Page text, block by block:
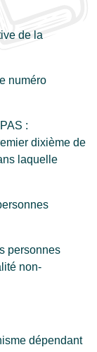
de la
numéro
:
dixième de
laquelle
personnes
non-
dépendant